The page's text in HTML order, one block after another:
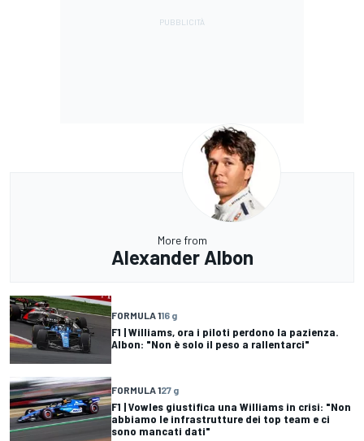
More from
Alexander Albon
FORMULA 116 g
F1 | Williams, ora i piloti perdono la pazienza.
Albon: "Non è solo il peso a rallentarci"
FORMULA 127 g
F1 | Vowles giustifica una Williams in crisi: "Non
abbiamo le infrastrutture dei top team e ci
sono mancati dati"